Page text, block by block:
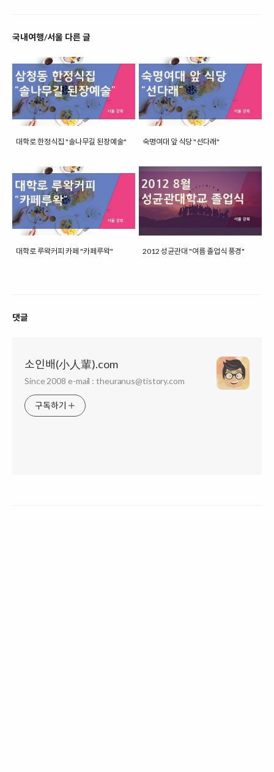
국내여행/서울 다른 글
대학로 한정식집 "솔나무길 된장예술" 숙명여대 앞 식당 "선다래"
대학로 루왁커피 카페 "카페루왁" 2012 성균관대 "여름 졸업식 풍경"
댓글
소인배(小人輩).com
Since 2008 e-mail : theuranus@tistory.com
구독하기